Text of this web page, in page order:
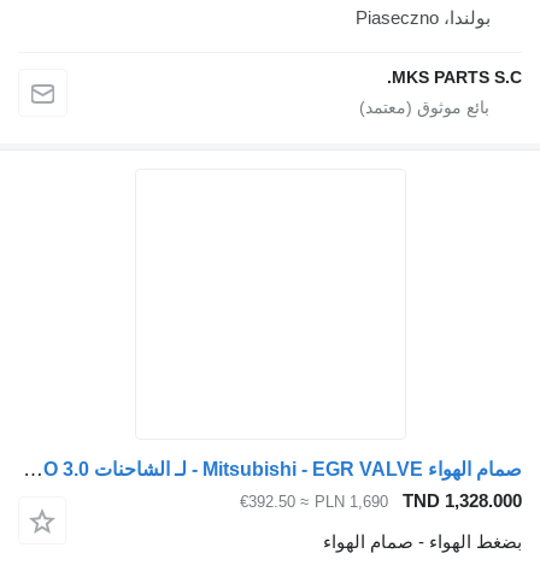
MKS PARTS
صمام الهواء Mitsubishi - EGR VALVE - لـ الشاحنات Mitsubishi CANTER FUSO 3.0
TND
PLN 1,690
≈ €392.50
الهواء - صمام الهواء